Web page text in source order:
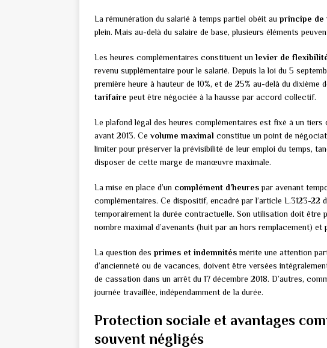
La rémunération du salarié à temps partiel obéit au principe de
plein. Mais au-delà du salaire de base, plusieurs éléments
Les heures complémentaires constituent un levier de
revenu supplémentaire pour le salarié. Depuis la loi du 5
première heure à hauteur de 10%, et de 25% au-delà du
tarifaire peut être négociée à la hausse par accord collectif.
Le plafond légal des heures complémentaires est fixé à un
avant 2013. Ce volume maximal constitue un point de
limiter pour préserver la prévisibilité de leur emploi du temps,
disposer de cette marge de manœuvre maximale.
La mise en place d’un complément d’heurespar avenant
complémentaires. Ce dispositif, encadré par l’article L.3123-22
temporairement la durée contractuelle. Son utilisation doit être
nombre maximal d’avenants (huit par an hors remplacement) et
La question des primes et indemnitésmérite une attention
d’ancienneté ou de vacances, doivent être versées
de cassation dans un arrêt du 17 décembre 2018. D’autres,
journée travaillée, indépendamment de la durée.
Protection sociale et avantages
souvent négligés